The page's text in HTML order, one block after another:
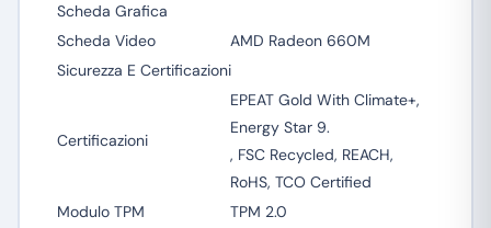
Scheda Grafica
Scheda Video
AMD Radeon 660M
Sicurezza E Certificazioni
Certificazioni
EPEAT Gold With Climate+,
Energy Star 9.
, FSC Recycled, REACH,
RoHS, TCO Certified
Modulo TPM
TPM 2.0